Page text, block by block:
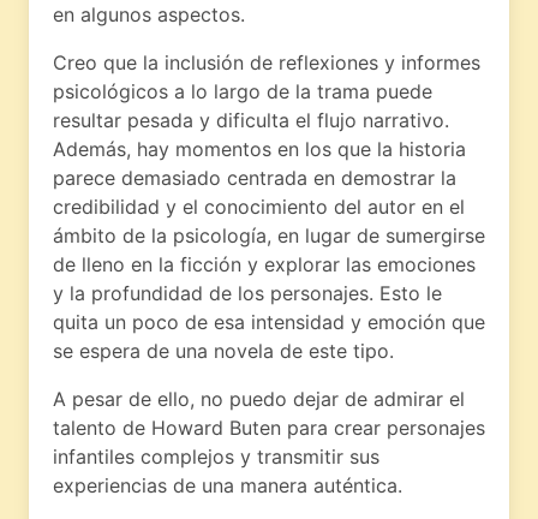
en algunos aspectos.
Creo que la inclusión de reflexiones y informes
psicológicos a lo largo de la trama puede
resultar pesada y dificulta el flujo narrativo.
Además, hay momentos en los que la historia
parece demasiado centrada en demostrar la
credibilidad y el conocimiento del autor en el
ámbito de la psicología, en lugar de sumergirse
de lleno en la ficción y explorar las emociones
y la profundidad de los personajes. Esto le
quita un poco de esa intensidad y emoción que
se espera de una novela de este tipo.
A pesar de ello, no puedo dejar de admirar el
talento de Howard Buten para crear personajes
infantiles complejos y transmitir sus
experiencias de una manera auténtica.